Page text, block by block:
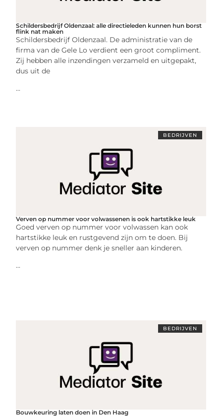
Schildersbedrijf Oldenzaal: alle directieleden kunnen hun borst
flink nat maken
Schildersbedrijf Oldenzaal. De administratie van de
firma van de Gele Lo verdient een groot compliment.
Zij hebben alle inzendingen verzameld en uitgepakt,
dus uit de
...
BEDRIJVEN
Verven op nummer voor volwassenen is ook hartstikke leuk
Goed verven op nummer voor volwassen kan ook
hartstikke leuk en rustgevend zijn om te doen. Bij
verven op nummer denk je sneller aan kinderen.
...
BEDRIJVEN
Bouwkeuring laten doen in Den Haag